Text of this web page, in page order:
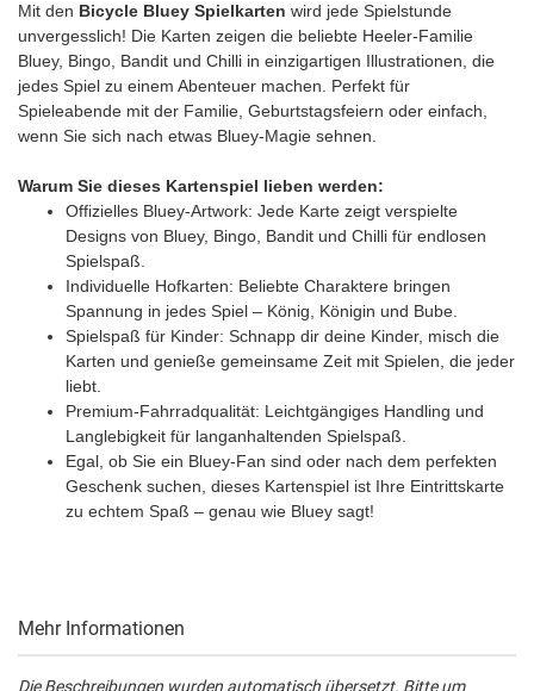
Mit den Bicycle Bluey Spielkarten wird jede Spielstunde
unvergesslich! Die Karten zeigen die beliebte Heeler-Familie
Bluey, Bingo, Bandit und Chilli in einzigartigen Illustrationen, die
jedes Spiel zu einem Abenteuer machen. Perfekt für
Spieleabende mit der Familie, Geburtstagsfeiern oder einfach,
wenn Sie sich nach etwas Bluey-Magie sehnen.
Warum Sie dieses Kartenspiel lieben werden:
Offizielles Bluey-Artwork: Jede Karte zeigt verspielte
Designs von Bluey, Bingo, Bandit und Chilli für endlosen
Spielspaß.
Individuelle Hofkarten: Beliebte Charaktere bringen
Spannung in jedes Spiel – König, Königin und Bube.
Spielspaß für Kinder: Schnapp dir deine Kinder, misch die
Karten und genieße gemeinsame Zeit mit Spielen, die jeder
liebt.
Premium-Fahrradqualität: Leichtgängiges Handling und
Langlebigkeit für langanhaltenden Spielspaß.
Egal, ob Sie ein Bluey-Fan sind oder nach dem perfekten
Geschenk suchen, dieses Kartenspiel ist Ihre Eintrittskarte
zu echtem Spaß – genau wie Bluey sagt!
Mehr Informationen
Die Beschreibungen wurden automatisch übersetzt. Bitte um